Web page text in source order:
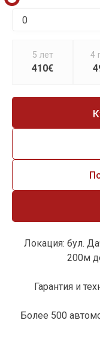
5 лет
410€
4
Локация: бул.
200м
Гарантия и
Более 500